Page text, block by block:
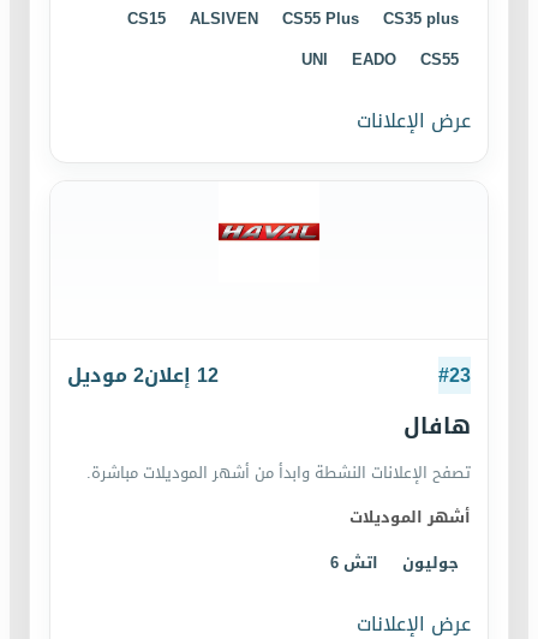
CS35 plus
CS55 Plus
ALSIVEN
CS15
CS55
EADO
UNI
عرض الإعلانات
#23
12 إعلان2موديل
هافال
تصفح الإعلانات النشطة وابدأ من أشهر الموديلات مباشرة.
أشهر الموديلات
جوليون
اتش 6
عرض الإعلانات